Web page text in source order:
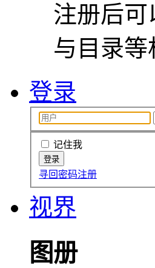
注册后
与目录
登录
记住我
寻回密码注册
视界
图册